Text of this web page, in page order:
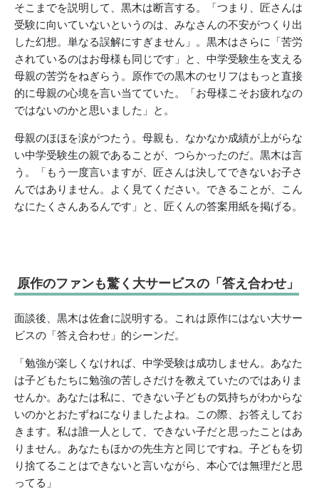
そこまでを説明して、黒木は断言する。「つまり、匠さんは
受験に向いていないというのは、みなさんの不安がつくり出
した幻想。単なる誤解にすぎません」。黒木はさらに「苦労
されているのはお母様も同じです」と、中学受験生を支える
母親の苦労をねぎらう。原作での黒木のセリフはもっと直接
的に母親の心境を言い当てていた。「お母様こそお疲れなの
ではないのかと思いました」と。
母親のほほを涙がつたう。母親も、なかなか成績が上がらな
い中学受験生の親であることが、つらかったのだ。黒木は言
う。「もう一度言いますが、匠さんは決してできないお子さ
んではありません。よく見てください。できることが、こん
なにたくさんあるんです」と、匠くんの答案用紙を掲げる。
原作のファンも驚く大サービスの「答え合わせ」
面談後、黒木は佐倉に説明する。これは原作にはない大サー
ビスの「答え合わせ」的シーンだ。
「勉強が楽しくなければ、中学受験は成功しません。あなた
は子どもたちに勉強の苦しさだけを教えていたのではありま
せんか。あなたは私に、できない子どもの気持ちがわからな
いのかとおたずねになりましたよね。この際、お答えしてお
きます。私は誰一人として、できない子だと思ったことはあ
りません。あなたもほかの先生方と同じですね。子どもを切
り捨てることはできないと言いながら、本心では無理だと思
ってる」